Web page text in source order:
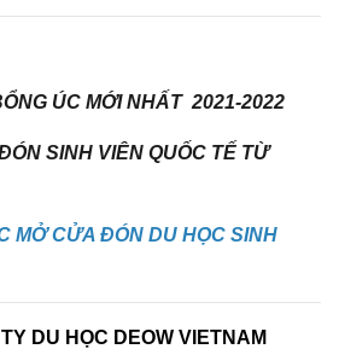
ÚC MỚI NHẤT 2021-2022
SINH VIÊN QUỐC TẾ TỪ
MỞ CỬA ĐÓN DU HỌC SINH
DU HỌC DEOW VIETNAM